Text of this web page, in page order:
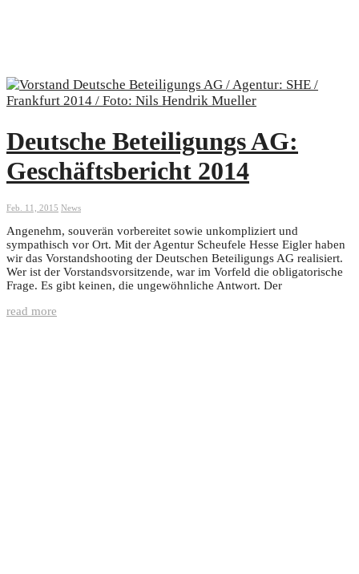
Deutsche Beteiligungs AG:
Geschäftsbericht 2014
Feb. 11, 2015 News
Angenehm, souverän vorbereitet sowie unkompliziert und
sympathisch vor Ort. Mit der Agentur Scheufele Hesse Eigler haben
wir das Vorstandshooting der Deutschen Beteiligungs AG realisiert.
Wer ist der Vorstandsvorsitzende, war im Vorfeld die obligatorische
Frage. Es gibt keinen, die ungewöhnliche Antwort. Der
read more